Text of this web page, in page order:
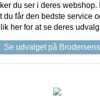
du ser i deres webshop.
du får den bedste service
her for at se deres
Se udvalget på